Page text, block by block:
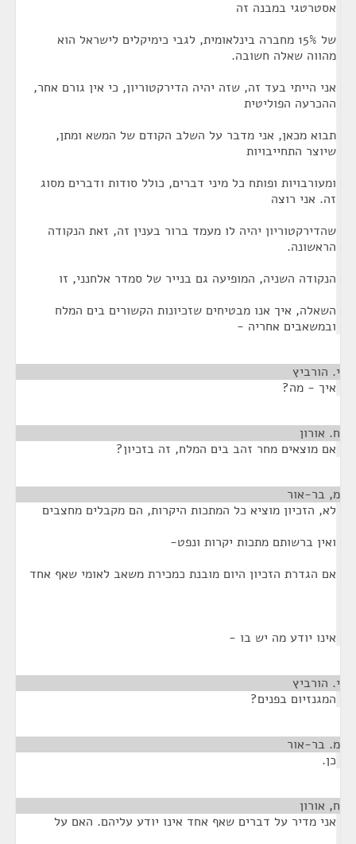
אסטרטגי במבנה זה
של 15% מחברה בינלאומית, לגבי כימיקלים לישראל הוא
מהווה שאלה חשובה.
אני הייתי בעד זה, שזה יהיה הדירקטוריון, כי אין גורם אחר,
ההכרעה הפוליטית
תבוא מכאן, אני מדבר על השלב הקודם של המשא ומתן,
שיוצר התחייבויות
ומעורבויות ופותח כל מיני דברים, כולל סודות ודברים מסוג
זה. אני רוצה
שהדירקטוריון יהיה לו מעמד ברור בענין זה, זאת הנקודה
הראשונה.
הנקודה השניה, המופיעה גם בנייר של סמדר אלחנני, זו
השאלה, איך אנו מבטיחים שזכיונות הקשורים בים המלח
ובמשאבים אחריה -
י. הורביץ
איך - מה?
ח. אורון
אם מוצאים מחר זהב בים המלח, זה בזכיון?
מ, בר-אור
לא, הזכיון מוציא כל המתכות היקרות, הם מקבלים מחצבים
ואין ברשותם מתכות יקרות ונפט-
אם הגדרת הזכיון היום מובנת כמכירת משאב לאומי שאף אחד
אינו יודע מה יש בו -
י. הורביץ
המגנזיום בפנים?
מ. בר-אור
כן.
ח, אורון
אני מדיר על דברים שאף אחד אינו יודע עליהם. האם על